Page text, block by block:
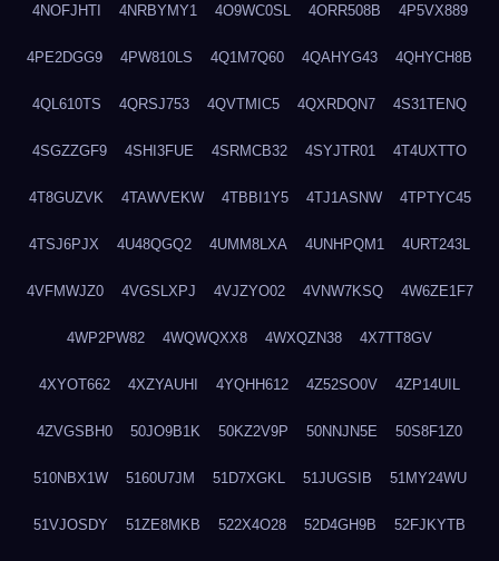
4NOFJHTI 4NRBYMY1 4O9WC0SL 4ORR508B 4P5VX889
4PE2DGG9 4PW810LS 4Q1M7Q60 4QAHYG43 4QHYCH8B
4QL610TS 4QRSJ753 4QVTMIC5 4QXRDQN7 4S31TENQ
4SGZZGF9 4SHI3FUE 4SRMCB32 4SYJTR01 4T4UXTTO
4T8GUZVK 4TAWVEKW 4TBBI1Y5 4TJ1ASNW 4TPTYC45
4TSJ6PJX 4U48QGQ2 4UMM8LXA 4UNHPQM1 4URT243L
4VFMWJZ0 4VGSLXPJ 4VJZYO02 4VNW7KSQ 4W6ZE1F7
4WP2PW82 4WQWQXX8 4WXQZN38 4X7TT8GV
4XYOT662 4XZYAUHI 4YQHH612 4Z52SO0V 4ZP14UIL
4ZVGSBH0 50JO9B1K 50KZ2V9P 50NNJN5E 50S8F1Z0
510NBX1W 5160U7JM 51D7XGKL 51JUGSIB 51MY24WU
51VJOSDY 51ZE8MKB 522X4O28 52D4GH9B 52FJKYTB